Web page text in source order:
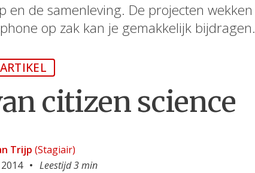
en de samenleving. De projecten wekken
op zak kan je gemakkelijk bijdragen.
ARTIKEL
citizen science
Trijp (Stagiair)
Leestijd 3 min